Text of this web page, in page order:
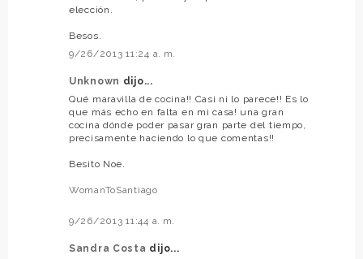
elección.
Besos.
9/26/2013 11:24 a. m.
Unknown dijo...
Qué maravilla de cocina!! Casi ni lo parece!! Es lo
que más echo en falta en mi casa! una gran
cocina dónde poder pasar gran parte del tiempo,
precisamente haciendo lo que comentas!!
Besito Noe.
WomanToSantiago
9/26/2013 11:44 a. m.
Sandra Costa dijo...